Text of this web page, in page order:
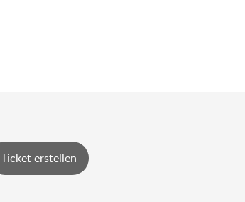
Ticket erstellen